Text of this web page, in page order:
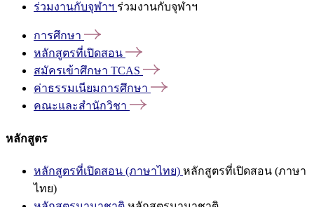
ร่วมงานกับจุฬาฯ ร่วมงานกับจุฬาฯ
การศึกษา
หลักสูตรที่เปิดสอน
สมัครเข้าศึกษา TCAS
ค่าธรรมเนียมการศึกษา
คณะและสำนักวิชา
หลักสูตร
หลักสูตรที่เปิดสอน (ภาษาไทย) หลักสูตรที่เปิดสอน (ภาษา
ไทย)